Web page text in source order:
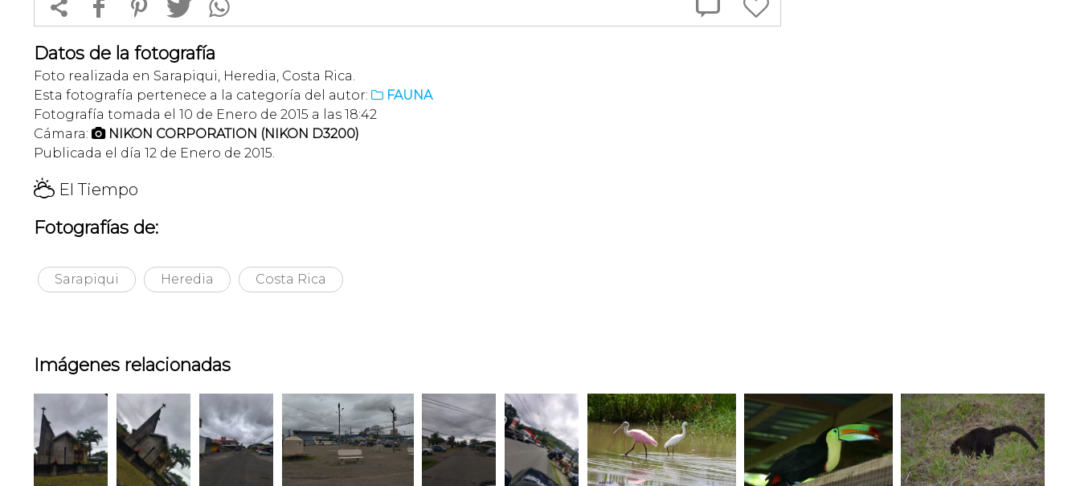
 f 1 T  
Datos de la fotografía
Foto realizada en Sarapiqui, Heredia, Costa Rica.
Esta fotografía pertenece a la categoría del autor:  FAUNA
Fotografía tomada el 10 de Enero de 2015 a las 18:42
Cámara:  NIKON CORPORATION (NIKON D3200)
Publicada el día 12 de Enero de 2015.
H El Tiempo
Fotografías de:
Sarapiqui Heredia Costa Rica
Imágenes relacionadas